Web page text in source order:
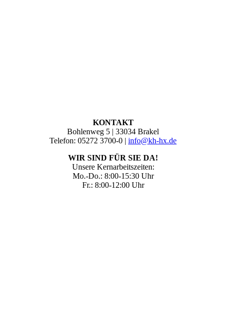
KONTAKT
Bohlenweg 5 | 33034 Brakel
Telefon: 05272 3700-0 | info@kh-hx.de
WIR SIND FÜR SIE DA!
Unsere Kernarbeitszeiten:
Mo.-Do.: 8:00-15:30 Uhr
Fr.: 8:00-12:00 Uhr